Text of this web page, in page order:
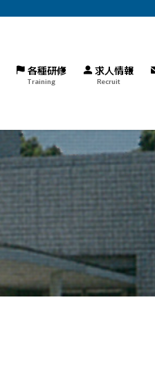
各種研修
Training
求人情報
Recruit